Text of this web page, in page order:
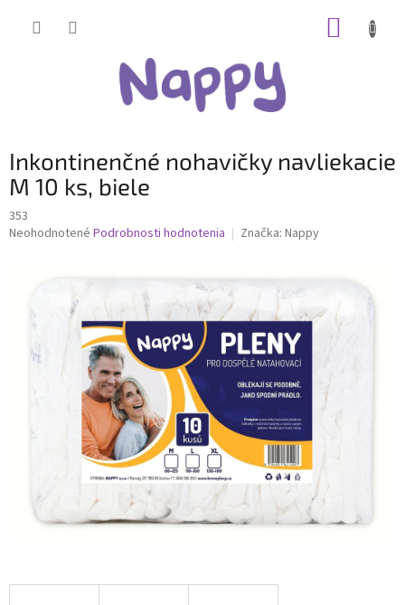
Inkontinenčné nohavičky navliekacie
M 10 ks, biele
353
Priemerné
hviezdičiek.
Neohodnotené Podrobnosti hodnotenia Značka: Nappy